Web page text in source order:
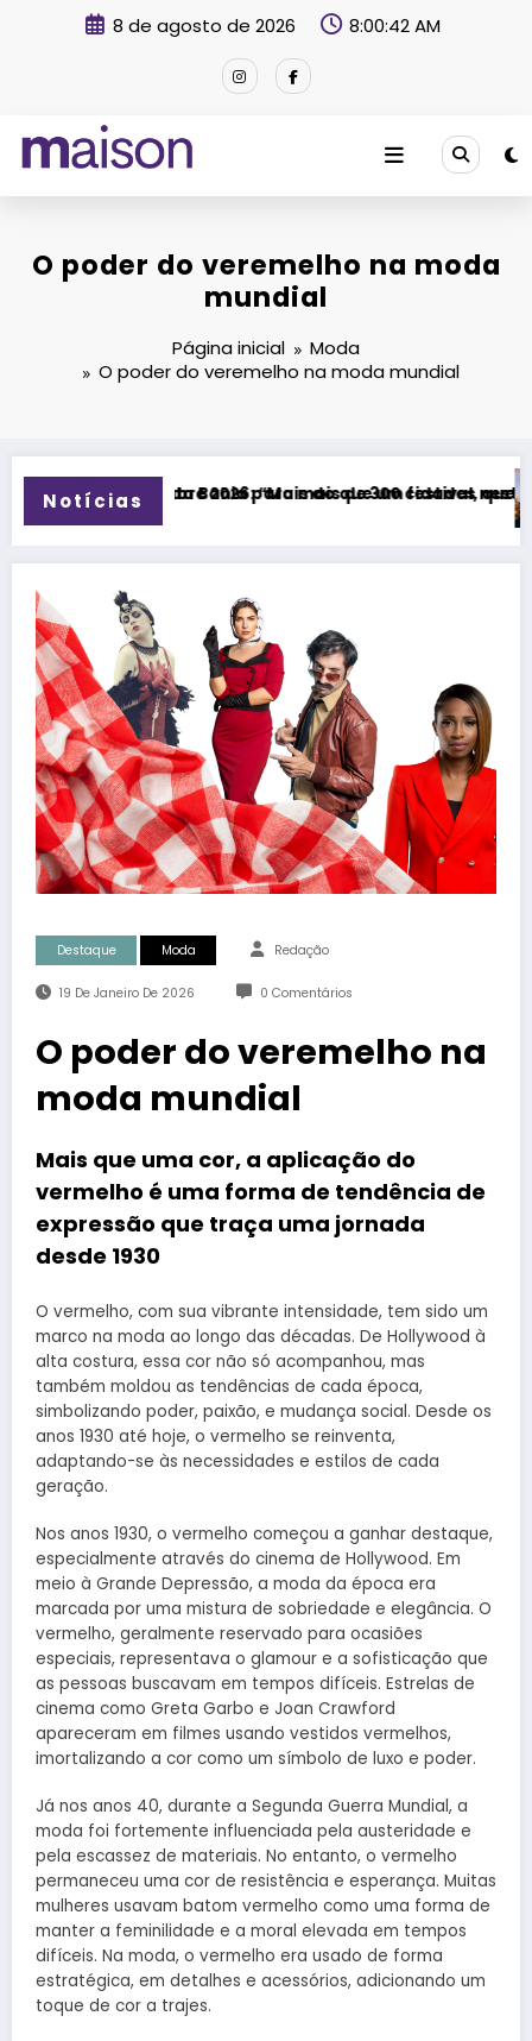
8 de agosto de 2026 8:00:43 AM
Revista Maison
O poder do veremelho na moda
mundial
Página inicial
Moda
O poder do veremelho na moda mundial
Notícias
de 300 cidades neste domingo (9)
do que um festival, queremos criar um encontro que
Festival Timbre 2026
Destaque Moda Redação
19 De Janeiro De 2026 0 Comentários
O poder do veremelho na
moda mundial
Mais que uma cor, a aplicação do
vermelho é uma forma de tendência de
expressão que traça uma jornada
desde 1930
O vermelho, com sua vibrante intensidade, tem sido um
marco na moda ao longo das décadas. De Hollywood à
alta costura, essa cor não só acompanhou, mas
também moldou as tendências de cada época,
simbolizando poder, paixão, e mudança social. Desde os
anos 1930 até hoje, o vermelho se reinventa,
adaptando-se às necessidades e estilos de cada
geração.
Nos anos 1930, o vermelho começou a ganhar destaque,
especialmente através do cinema de Hollywood. Em
meio à Grande Depressão, a moda da época era
marcada por uma mistura de sobriedade e elegância. O
vermelho, geralmente reservado para ocasiões
especiais, representava o glamour e a sofisticação que
as pessoas buscavam em tempos difíceis. Estrelas de
cinema como Greta Garbo e Joan Crawford
apareceram em filmes usando vestidos vermelhos,
imortalizando a cor como um símbolo de luxo e poder.
Já nos anos 40, durante a Segunda Guerra Mundial, a
moda foi fortemente influenciada pela austeridade e
pela escassez de materiais. No entanto, o vermelho
permaneceu uma cor de resistência e esperança. Muitas
mulheres usavam batom vermelho como uma forma de
manter a feminilidade e a moral elevada em tempos
difíceis. Na moda, o vermelho era usado de forma
estratégica, em detalhes e acessórios, adicionando um
toque de cor a trajes.